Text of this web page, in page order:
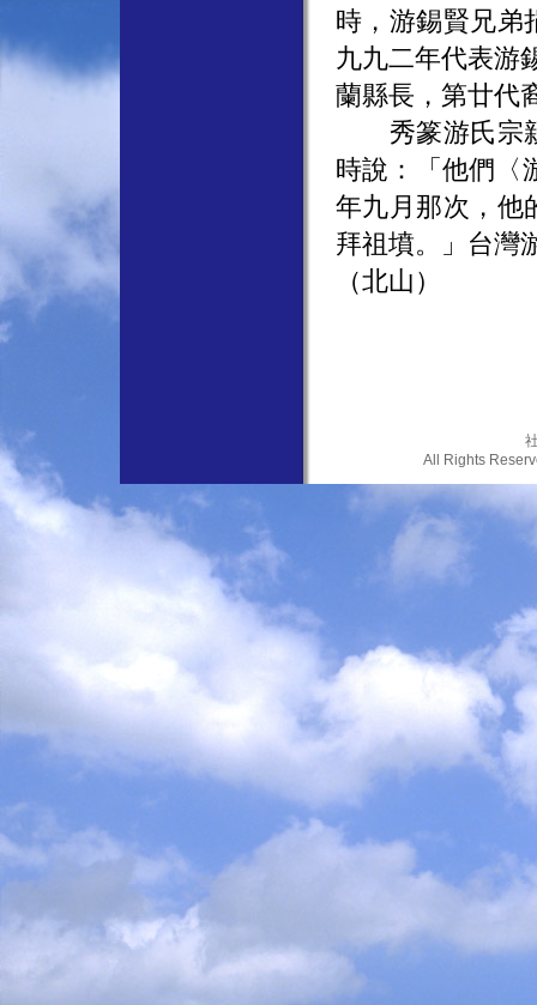
時，游錫賢兄弟
九九二年代表游
蘭縣長，第廿代
秀篆游氏宗親
時說：「他們〈
年九月那次，他
拜祖墳。」台灣
（北山）
All Rights